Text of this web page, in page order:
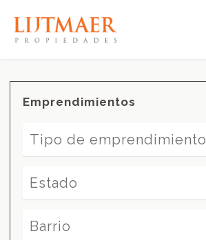
Emprendimientos
Tipo de emprendimiento
Estado
Barrio